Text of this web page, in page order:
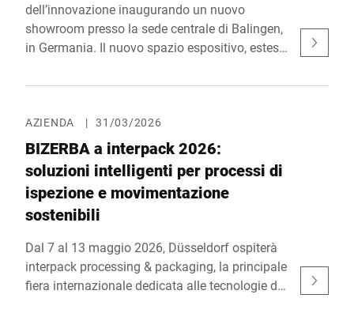
dell’innovazione inaugurando un nuovo
showroom presso la sede centrale di Balingen,
in Germania. Il nuovo spazio espositivo, esteso
panoramica concreta delle tecnologie che
riconoscimento degli oggetti basato
sull’intelligenza artificiale alle casse self-
service, fino alle soluzioni avanzate di
pesatura, ispezione e automazione. Con un
investimento di circa 1,5 milioni di euro,
BIZERBA rinnova il proprio legame con
nel 1866 e che oggi ospita il suo headquarter
globale.
AZIENDA | 31/03/2026
BIZERBA a interpack 2026:
soluzioni intelligenti per processi di
ispezione e movimentazione
sostenibili
Dal 7 al 13 maggio 2026, Düsseldorf ospiterà
interpack processing & packaging, la principale
fiera internazionale dedicata alle tecnologie di